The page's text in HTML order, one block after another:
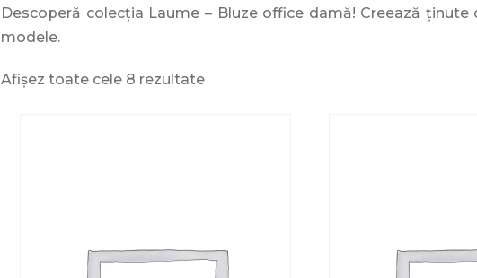
Descoperă colecția Laume – Bluze office damă! Creează
modele.
Afișez toate cele 8 rezultate